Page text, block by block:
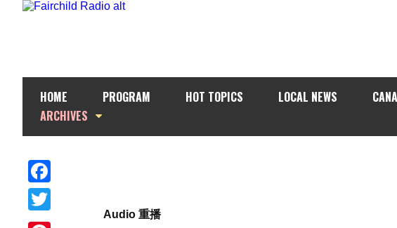
HOME PROGRAM HOT TOPICS LOCAL NEWS
ARCHIVES
Facebook
Twitter
Audio 重播